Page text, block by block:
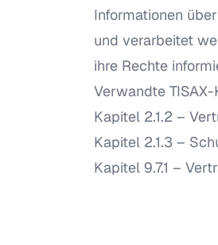
Informationen
und verarbeitet
ihre Rechte
Verwandte
Kapitel 2.1.2 –
Kapitel 2.1.3 –
Kapitel 9.7.1 –